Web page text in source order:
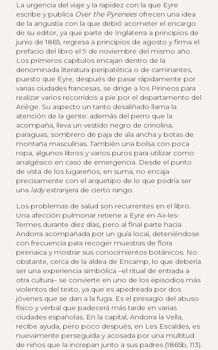
La urgencia del viaje y la rapidez con la que Eyre
escribe y publica Over the Pyrenees ofrecen una idea
de la angustia con la que debió acometer el encargo
de su editor, ya que parte de Inglaterra a principios de
junio de 1865, regresa a principios de agosto y firma el
prefacio del libro el 9 de noviembre del mismo año.
Los primeros capítulos encajan dentro de la
denominada literatura peripatética o de caminantes,
puesto que Eyre, después de pasar rápidamente por
varias ciudades francesas, se dirige a los Pirineos para
realizar varios recorridos a pie por el departamento del
Ariège. Su aspecto un tanto desaliñado llama la
atención de la gente: además del perro que la
acompaña, lleva un vestido negro de crinolina,
paraguas, sombrero de paja de ala ancha y botas de
montaña masculinas. También una bolsa con poca
ropa, algunos libros y varios puros para utilizar como
analgésico en caso de emergencia. Desde el punto
de vista de los lugareños, en suma, no encaja
precisamente con el arquetipo de lo que podría ser
una ladyextranjera de cierto rango.
Los problemas de salud son recurrentes en el libro.
Una afección pulmonar retiene a Eyre en Ax-les-
Termes durante diez días, pero al final parte hacia
Andorra acompañada por un guía local, deteniéndose
con frecuencia para recoger muestras de flora
pirenaica y mostrar sus conocimientos botánicos. No
obstante, cerca de la aldea de Encamp, lo que debería
ser una experiencia simbólica –el ritual de entrada a
otra cultura– se convierte en uno de los episodios más
violentos del texto, ya que es apedreada por dos
jóvenes que se dan a la fuga. Es el presagio del abuso
físico y verbal que padecerá más tarde en varias
ciudades españolas. En la capital, Andorra la Vella,
recibe ayuda, pero poco después, en Les Escaldes, es
nuevamente perseguida y acosada por una multitud
de niños que la increpan junto a sus padres (1865b, 113).